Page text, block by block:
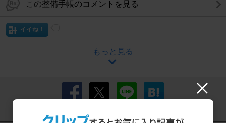
この整備手帳のコメントを見る
イイね！
もっと見る